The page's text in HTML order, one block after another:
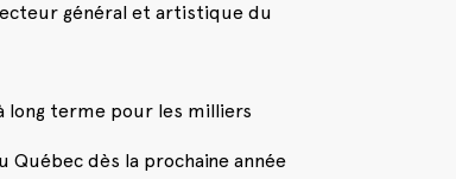
général et artistique du
long terme pour les milliers
dès la prochaine année